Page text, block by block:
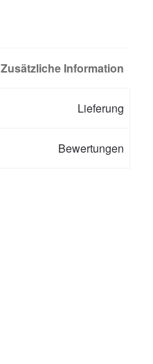
Zusätzliche Information
Lieferung
Bewertungen